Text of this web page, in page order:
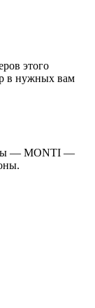
этого
в нужных вам
— МONTI —